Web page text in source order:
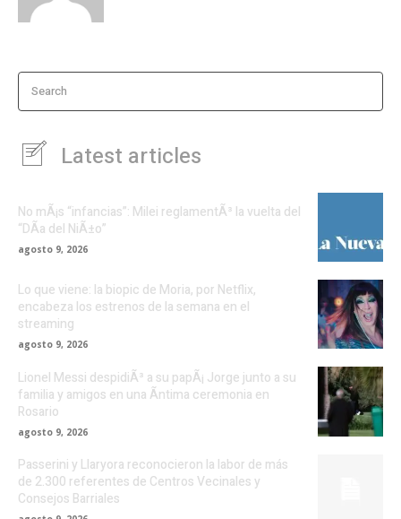
Search
Latest articles
No mÃ¡s “infancias”: Milei reglamentÃ³ la vuelta del
“DÃ­a del NiÃ±o”
agosto 9, 2026
Lo que viene: la biopic de Moria, por Netflix,
encabeza los estrenos de la semana en el
streaming
agosto 9, 2026
Lionel Messi despidiÃ³ a su papÃ¡ Jorge junto a su
familia y amigos en una Ã­ntima ceremonia en
Rosario
agosto 9, 2026
Passerini y Llaryora reconocieron la labor de más
de 2.300 referentes de Centros Vecinales y
Consejos Barriales